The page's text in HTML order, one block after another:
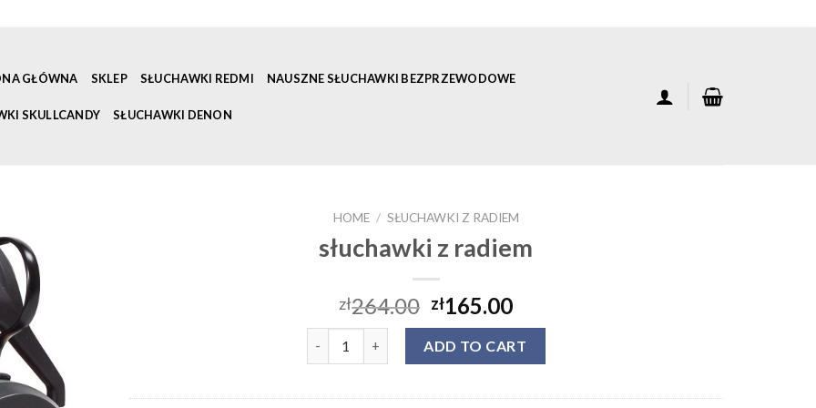
GŁÓWNA SKLEP SŁUCHAWKI REDMI NAUSZNE SŁUCHAWKI BEZPRZEWODOWE
SKULLCANDY SŁUCHAWKI DENON
HOME / SŁUCHAWKI Z RADIEM
słuchawki z radiem
zł264.00 zł165.00
ADD TO CART